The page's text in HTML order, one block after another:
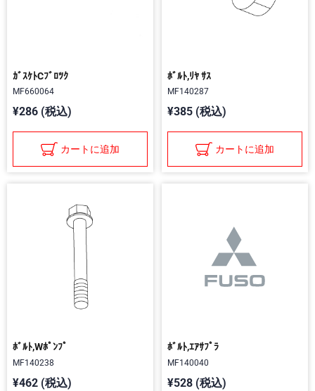
ｶﾞｽｹﾄCﾌﾞﾛﾂｸ
MF660064
¥286 (税込)
カートに追加
ﾎﾞﾙﾄ,ﾘﾔ ｻｽ
MF140287
¥385 (税込)
カートに追加
ﾎﾞﾙﾄ,Wﾎﾟﾝﾌﾟ
MF140238
¥462 (税込)
ﾎﾞﾙﾄ,ｴｱｻﾌﾟﾗ
MF140040
¥528 (税込)